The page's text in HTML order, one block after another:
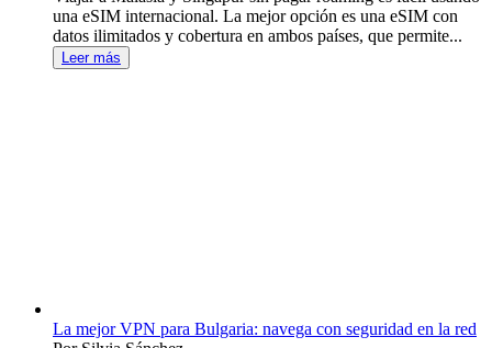
una eSIM internacional. La mejor opción es una eSIM con
datos ilimitados y cobertura en ambos países, que permite...
Leer más
La mejor VPN para Bulgaria: navega con seguridad en la red